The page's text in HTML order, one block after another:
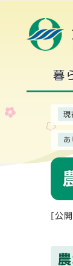
暮
現
あ
[公